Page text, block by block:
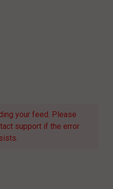
your feed. Please
support if the error